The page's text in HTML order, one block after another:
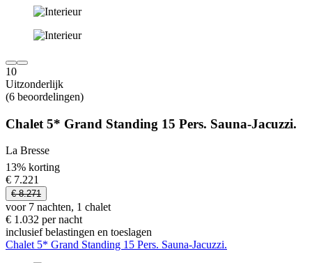
10
Uitzonderlijk
(6 beoordelingen)
Chalet 5* Grand Standing 15 Pers. Sauna-Jacuzzi.
La Bresse
13% korting
€ 7.221
€ 8.271
voor 7 nachten, 1 chalet
€ 1.032 per nacht
inclusief belastingen en toeslagen
Chalet 5* Grand Standing 15 Pers. Sauna-Jacuzzi.